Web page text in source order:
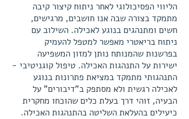
הליווי הפסיכולוגי לאחר ניתוח קיצור קיבה
מתמקד בצורה שבה אנו חושבים, מרגישים,
חשים ומתנהגים בנוגע לאכילה. השילוב עם
ניתוח בריאטרי מאפשר למטפל להעמיק
בפרשנות שהמנותח נותן למזון המשפיעה
ישירות על התנהגות האכילה. טיפול קוגניטיבי -
התנהגותי מתמקד במציאת פתרונות בנוגע
לאכילה רגשית ולא מסתפק ב"דיבורים" על
הבעיה, זוהי דרך בעלת כלים שהוכחו מחקרית
כיעילים בהעלאת השליטה בהתנהגות האכילה.